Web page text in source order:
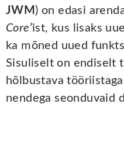
JWM ) on edasi
Core’ist, kus lisaks
ka mõned uued
Sisuliselt on endiselt
hõlbustava
nendega seonduvaid